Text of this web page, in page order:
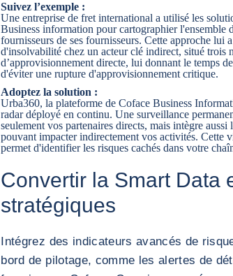
Suivez l’exemple :
Une entreprise de fret international a utilisé les
Business information pour cartographier l'ensemble
fournisseurs de ses fournisseurs. Cette approche lui
d'insolvabilité chez un acteur clé indirect, situé trois
d’approvisionnement directe, lui donnant le temps
d'éviter une rupture d'approvisionnement critique.
Adoptez la solution :
Urba360, la plateforme de Coface Business
radar déployé en continu. Une surveillance
seulement vos partenaires directs, mais intègre
pouvant impacter indirectement vos activités. Cette
permet d'identifier les risques cachés dans votre
Convertir la Smart Data
stratégiques
Intégrez des indicateurs avancés de
bord de pilotage, comme les alertes de